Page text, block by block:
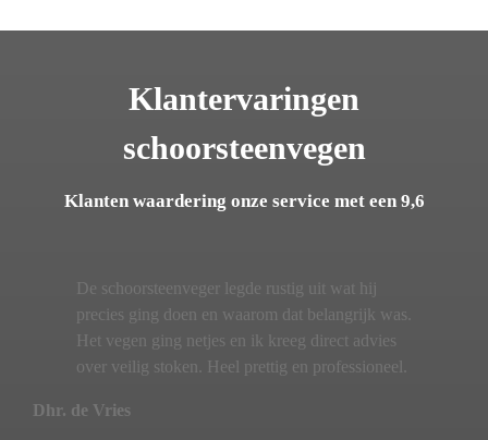
Klantervaringen
schoorsteenvegen
Klanten waardering onze service met een 9,6
De schoorsteenveger legde rustig uit wat hij
precies ging doen en waarom dat belangrijk was.
Het vegen ging netjes en ik kreeg direct advies
over veilig stoken. Heel prettig en professioneel.
Dhr. de Vries